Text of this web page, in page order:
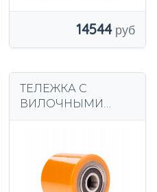
14544
ТЕЛЕЖКА С
ВИЛОЧНЫМИ
EPT15~20H FI80X70